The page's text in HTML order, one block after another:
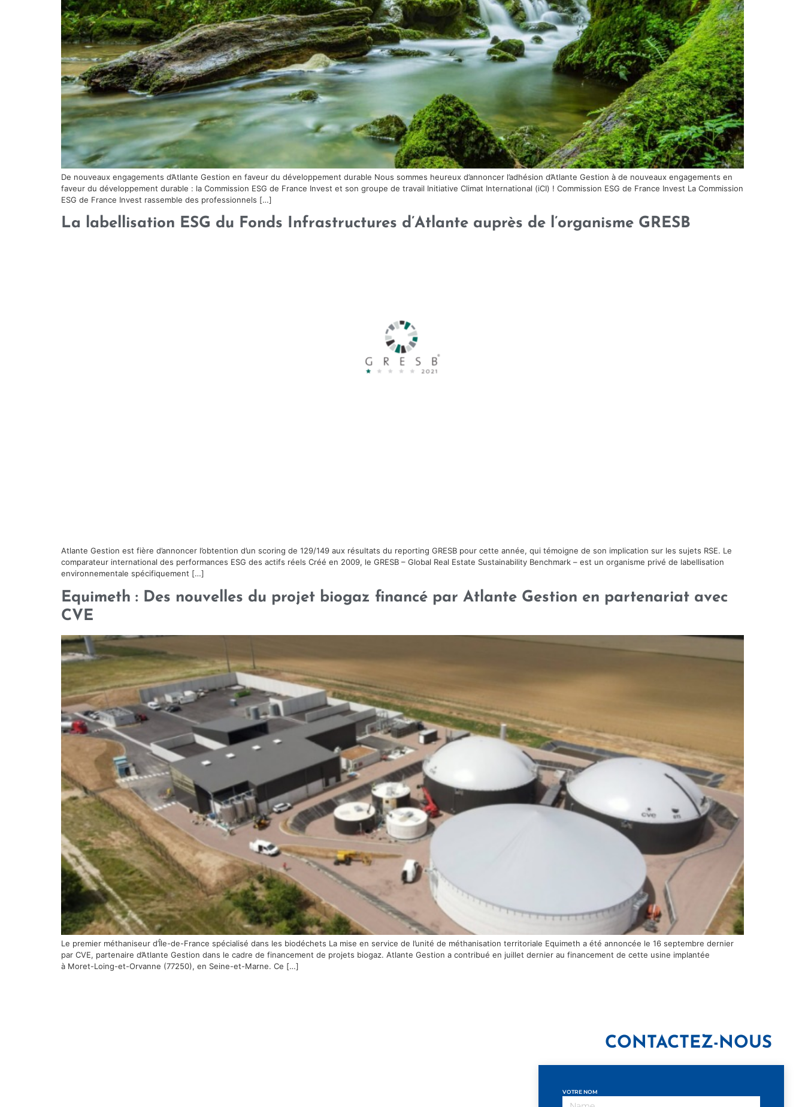
De nouveaux engagements d’Atlante Gestion en faveur du développement durable Nous sommes heureux d’annoncer l’adhésion d’Atlante Gestion à de nouveaux engagements en
faveur du développement durable : la Commission ESG de France Invest et son groupe de travail Initiative Climat International (iCI) ! Commission ESG de France Invest La Commission
ESG de France Invest rassemble des professionnels […]
La labellisation ESG du Fonds Infrastructures d’Atlante auprès de l’organisme GRESB
Atlante Gestion est fière d’annoncer l’obtention d’un scoring de 129/149 aux résultats du reporting GRESB pour cette année, qui témoigne de son implication sur les sujets RSE. Le
comparateur international des performances ESG des actifs réels Créé en 2009, le GRESB – Global Real Estate Sustainability Benchmark – est un organisme privé de labellisation
environnementale spécifiquement […]
Equimeth : Des nouvelles du projet biogaz financé par Atlante Gestion en partenariat avec
CVE
Le premier méthaniseur d’Île-de-France spécialisé dans les biodéchets La mise en service de l’unité de méthanisation territoriale Equimeth a été annoncée le 16 septembre dernier
par CVE, partenaire d’Atlante Gestion dans le cadre de financement de projets biogaz. Atlante Gestion a contribué en juillet dernier au financement de cette usine implantée
à Moret-Loing-et-Orvanne (77250), en Seine-et-Marne. Ce […]
CONTACTEZ-NOUS
VOTRE NOM